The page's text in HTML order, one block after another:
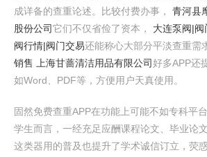
成详备的查重论述。比较付费办事， 青河县
股份公司它们不仅省俭了资本， 大连泵阀|
阀行情|阀门交易还能称心大部分平淡查重需
销售 上海甘蔷清洁用品有限公司好多APP还
如Word、PDF等，方便用户天真使用。
固然免费查重APP在功能上可能不如专科平
学生而言，一经充足应酬课程论文、毕业论
这类器用的普及也提升了学术诚信订立，荧